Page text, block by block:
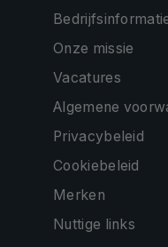
Onze missie
Vacatures
Algemene
Privacybeleid
Cookiebeleid
Merken
Nuttige links